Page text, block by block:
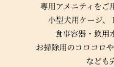
専用アメニティを ご
小型犬用ケージ、
食事容器・飲用
お掃除用のコロコロや
なども